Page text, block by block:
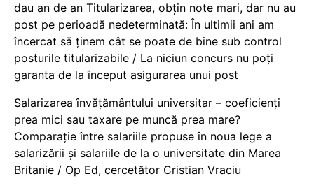
dau an de an Titularizarea, obțin note mari, dar nu au
post pe perioadă nedeterminată: În ultimii ani am
încercat să ținem cât se poate de bine sub control
posturile titularizabile / La niciun concurs nu poți
garanta de la început asigurarea unui post
Salarizarea învățământului universitar – coeficienți
prea mici sau taxare pe muncă prea mare?
Comparație între salariile propuse în noua lege a
salarizării și salariile de la o universitate din Marea
Britanie / Op Ed, cercetător Cristian Vraciu